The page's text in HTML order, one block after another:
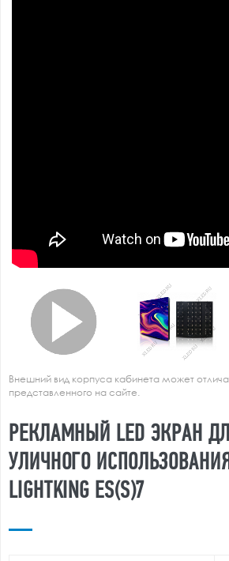
Внешний вид корпуса кабинета может
представленного на сайте.
РЕКЛАМНЫЙ LED ЭКРАН
УЛИЧНОГО
LIGHTKING ES(S)7